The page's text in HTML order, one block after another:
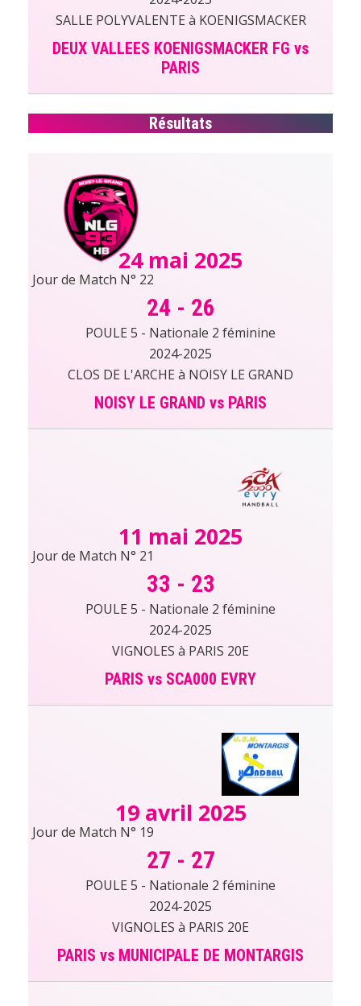
SALLE POLYVALENTE à KOENIGSMACKER
DEUX VALLEES KOENIGSMACKER FG vs
PARIS
Résultats
24 mai 2025
Jour de Match N° 22
24 - 26
POULE 5 - Nationale 2 féminine
2024-2025
CLOS DE L'ARCHE à NOISY LE GRAND
NOISY LE GRAND vs PARIS
11 mai 2025
Jour de Match N° 21
33 - 23
POULE 5 - Nationale 2 féminine
2024-2025
VIGNOLES à PARIS 20E
PARIS vs SCA000 EVRY
19 avril 2025
Jour de Match N° 19
27 - 27
POULE 5 - Nationale 2 féminine
2024-2025
VIGNOLES à PARIS 20E
PARIS vs MUNICIPALE DE MONTARGIS